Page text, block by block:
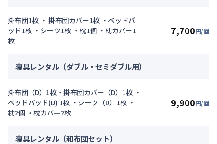
掛布団1枚 ・ 掛布団カバー1枚 ・ベッドパ
ッド1枚 ・シーツ1枚 ・枕1個 ・枕カバー1
枚
7,700円/回
寝具レンタル（ダブル・セミダブル用）
掛布団（D）1枚・掛布団カバー（D）1枚 ・
ベッドパッド(D) 1枚 ・シーツ（D）1枚 ・
枕2個 ・枕カバー2枚
9,900円/回
寝具レンタル（和布団セット）